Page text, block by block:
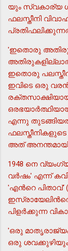
യും സ്വകാര്യ
ഫലസ്തീനി
'ഇതൊരു
ഇതൊരു
ഇവിടെ ഒരു
എന്നു
അത്
1948 നെ
വര്‍ഷം' എന്ന്
'എന്‍റെ പിതാവ്'
പിളര്‍ക്കുന്ന
'ഒരു
ഒരു